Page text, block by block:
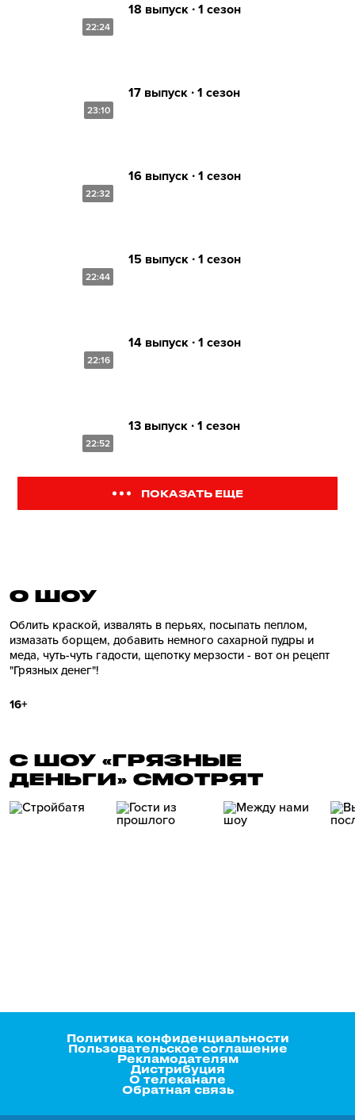
22:24
18 выпуск ∙ 1 сезон
23:10
17 выпуск ∙ 1 сезон
22:32
16 выпуск ∙ 1 сезон
22:44
15 выпуск ∙ 1 сезон
22:16
14 выпуск ∙ 1 сезон
22:52
13 выпуск ∙ 1 сезон
ПОКАЗАТЬ ЕЩЕ
О ШОУ
Облить краской, извалять в перьях, посыпать пеплом,
измазать борщем, добавить немного сахарной пудры и
меда, чуть-чуть гадости, щепотку мерзости - вот он рецепт
"Грязных денег"!
16+
С ШОУ «ГРЯЗНЫЕ
ДЕНЬГИ» СМОТРЯТ
Политика конфиденциальности
Пользовательское соглашение
Рекламодателям
Дистрибуция
О телеканале
Обратная связь